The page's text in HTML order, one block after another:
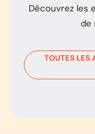
Découvrez les
de
TOUTES LES